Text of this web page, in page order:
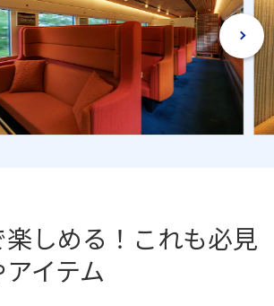
しめる！これも必見
イテム